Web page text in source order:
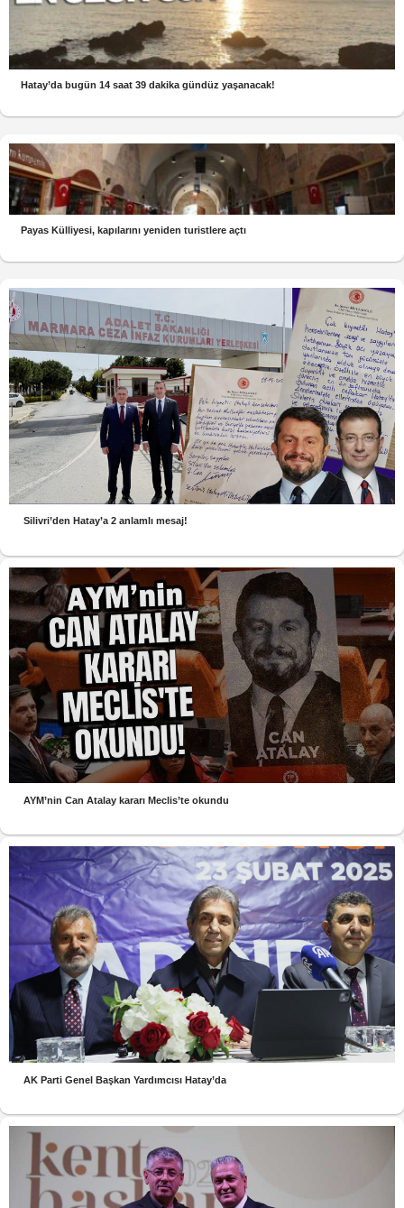
Hatay’da bugün 14 saat 39 dakika gündüz yaşanacak!
Payas Külliyesi, kapılarını yeniden turistlere açtı
Silivri’den Hatay’a 2 anlamlı mesaj!
AYM’nin Can Atalay kararı Meclis’te okundu
AK Parti Genel Başkan Yardımcısı Hatay’da